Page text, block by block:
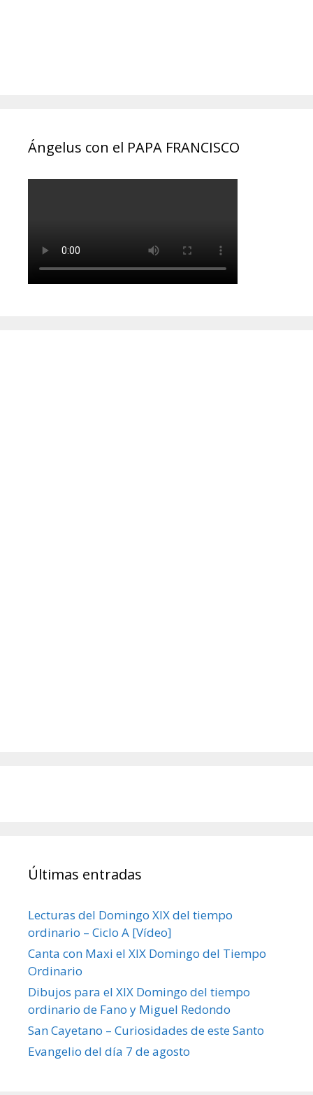
Ángelus con el PAPA FRANCISCO
Últimas entradas
Lecturas del Domingo XIX del tiempo
ordinario – Ciclo A [Vídeo]
Canta con Maxi el XIX Domingo del Tiempo
Ordinario
Dibujos para el XIX Domingo del tiempo
ordinario de Fano y Miguel Redondo
San Cayetano – Curiosidades de este Santo
Evangelio del día 7 de agosto